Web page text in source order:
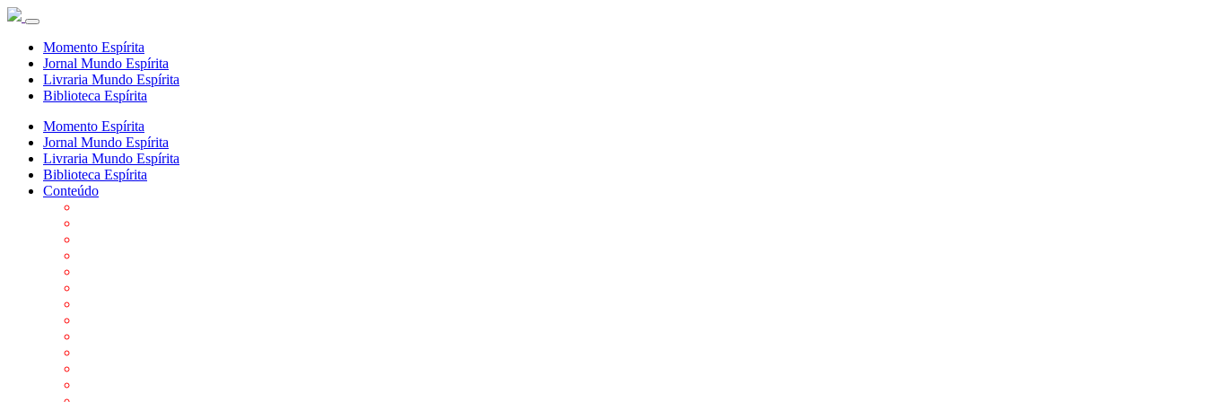
Momento Espírita
Jornal Mundo Espírita
Livraria Mundo Espírita
Biblioteca Espírita
Momento Espírita
Jornal Mundo Espírita
Livraria Mundo Espírita
Biblioteca Espírita
Conteúdo